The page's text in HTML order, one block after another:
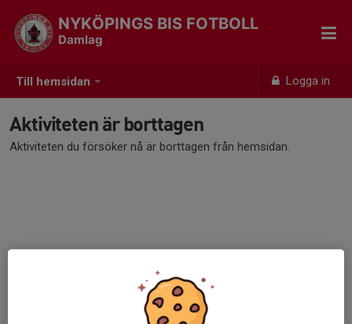
Till hemsidan Logga in
NYKÖPINGS BIS FOTBOLL
Damlag
Aktiviteten är borttagen
Aktiviteten du försöker nå är borttagen från hemsidan.